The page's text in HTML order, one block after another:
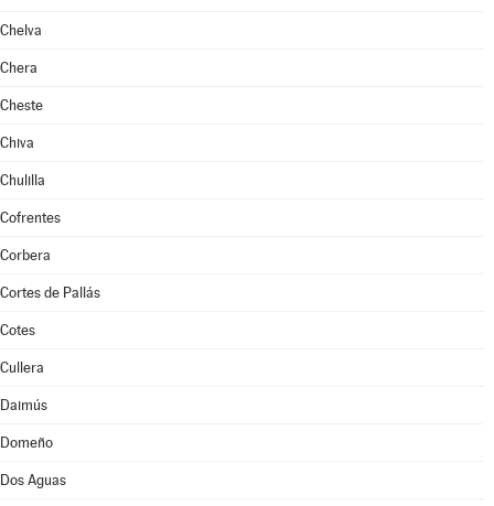
Chelva
Chera
Cheste
Chiva
Chulilla
Cofrentes
Corbera
Cortes de Pallás
Cotes
Cullera
Daimús
Domeño
Dos Aguas